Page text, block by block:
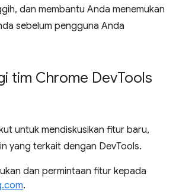
dan membantu Anda menemukan
sebelum pengguna Anda
tim Chrome DevTools
untuk mendiskusikan fitur baru,
yang terkait dengan DevTools.
dan permintaan fitur kepada
.